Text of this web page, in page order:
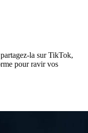
la sur TikTok,
pour ravir vos